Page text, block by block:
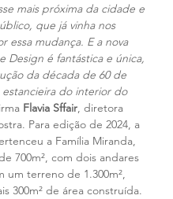
mais próxima da cidade e
que já vinha nos
essa mudança. E a nova
Design é fantástica e única,
da década de 60 de
estancieira do interior do
Flavia Sffair, diretora
Para edição de 2024, a
a Família Miranda,
700m², com dois andares
um terreno de 1.300m²,
300m² de área construída.